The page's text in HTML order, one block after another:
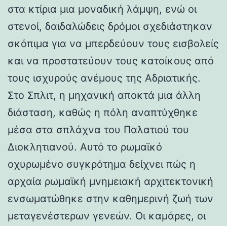
στα κτίρια μια μοναδική λάμψη, ενώ οι
στενοί, δαιδαλώδεις δρόμοι σχεδιάστηκαν
σκόπιμα για να μπερδεύουν τους εισβολείς
και να προστατεύουν τους κατοίκους από
τους ισχυρούς ανέμους της Αδριατικής.
Στο Σπλιτ, η μηχανική αποκτά μια άλλη
διάσταση, καθώς η πόλη αναπτύχθηκε
μέσα στα σπλάχνα του Παλατιού του
Διοκλητιανού. Αυτό το ρωμαϊκό
οχυρωμένο συγκρότημα δείχνει πώς η
αρχαία ρωμαϊκή μνημειακή αρχιτεκτονική
ενσωματώθηκε στην καθημερινή ζωή των
μεταγενέστερων γενεών. Οι καμάρες, οι